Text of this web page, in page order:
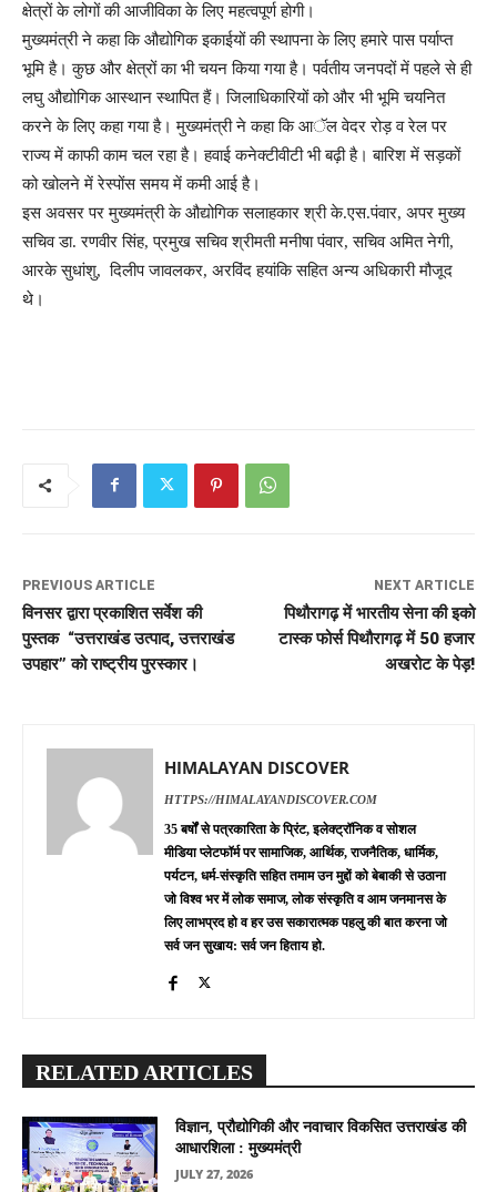
क्षेत्रों के लोगों की आजीविका के लिए महत्वपूर्ण होगी।
मुख्यमंत्री ने कहा कि औद्योगिक इकाईयों की स्थापना के लिए हमारे पास पर्याप्त
भूमि है। कुछ और क्षेत्रों का भी चयन किया गया है। पर्वतीय जनपदों में पहले से ही
लघु औद्योगिक आस्थान स्थापित हैं। जिलाधिकारियों को और भी भूमि चयनित
करने के लिए कहा गया है। मुख्यमंत्री ने कहा कि आॅल वेदर रोड़ व रेल पर
राज्य में काफी काम चल रहा है। हवाई कनेक्टीवीटी भी बढ़ी है। बारिश में सड़कों
को खोलने में रेस्पोंस समय में कमी आई है।
इस अवसर पर मुख्यमंत्री के औद्योगिक सलाहकार श्री के.एस.पंवार, अपर मुख्य
सचिव डा. रणवीर सिंह, प्रमुख सचिव श्रीमती मनीषा पंवार, सचिव अमित नेगी,
आरके सुधांशु, दिलीप जावलकर, अरविंद हयांकि सहित अन्य अधिकारी मौजूद
थे।
PREVIOUS ARTICLE
विनसर द्वारा प्रकाशित सर्वेश की
पुस्तक “उत्तराखंड उत्पाद, उत्तराखंड
उपहार” को राष्ट्रीय पुरस्कार।
NEXT ARTICLE
पिथौरागढ़ में भारतीय सेना की इको
टास्क फोर्स पिथौरागढ़ में 50 हजार
अखरोट के पेड़!
HIMALAYAN DISCOVER
HTTPS://HIMALAYANDISCOVER.COM
35 बर्षों से पत्रकारिता के प्रिंट, इलेक्ट्रॉनिक व सोशल
मीडिया प्लेटफॉर्म पर सामाजिक, आर्थिक, राजनैतिक, धार्मिक,
पर्यटन, धर्म-संस्कृति सहित तमाम उन मुद्दों को बेबाकी से उठाना
जो विश्व भर में लोक समाज, लोक संस्कृति व आम जनमानस के
लिए लाभप्रद हो व हर उस सकारात्मक पहलु की बात करना जो
सर्व जन सुखाय: सर्व जन हिताय हो.
RELATED ARTICLES
विज्ञान, प्रौद्योगिकी और नवाचार विकसित उत्तराखंड की
आधारशिला : मुख्यमंत्री
JULY 27, 2026